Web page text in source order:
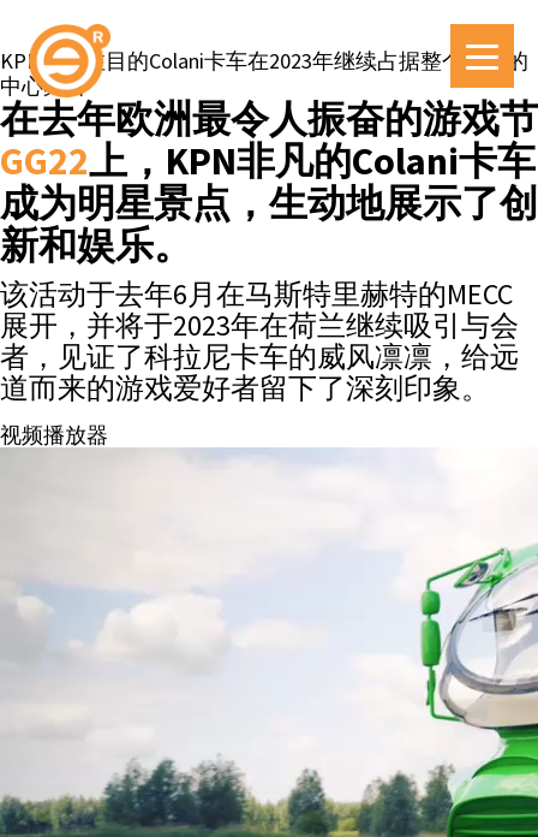
KPN引人注目的Colani卡车在2023年继续占据整个荷兰的
中心舞台
在去年欧洲最令人振奋的游戏节
GG22上，KPN非凡的Colani卡车
成为明星景点，生动地展示了创
新和娱乐。
该活动于去年6月在马斯特里赫特的MECC
展开，并将于2023年在荷兰继续吸引与会
者，见证了科拉尼卡车的威风凛凛，给远
道而来的游戏爱好者留下了深刻印象。
视频播放器